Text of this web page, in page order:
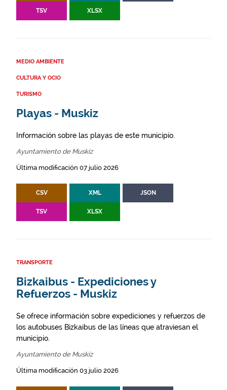
TSV XLSX
MEDIO AMBIENTE
CULTURA Y OCIO
TURISMO
Playas - Muskiz
Información sobre las playas de este municipio.
Ayuntamiento de Muskiz
Última modificación 07 julio 2026
CSV XML JSON
TSV XLSX
TRANSPORTE
Bizkaibus - Expediciones y
Refuerzos - Muskiz
Se ofrece información sobre expediciones y refuerzos de
los autobuses Bizkaibus de las líneas que atraviesan el
municipio.
Ayuntamiento de Muskiz
Última modificación 03 julio 2026